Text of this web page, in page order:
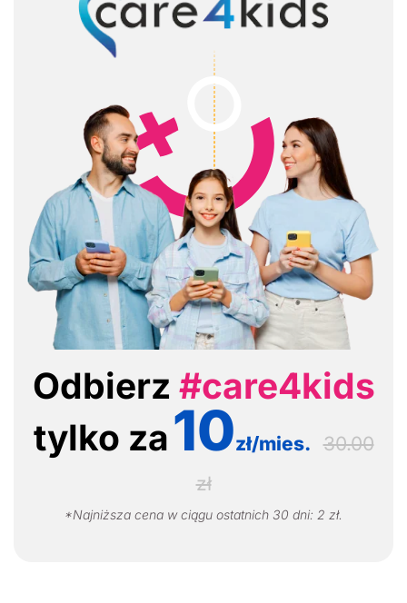
Odbierz #care4kids
tylko za10zł/mies. 30.00
zł
*Najniższa cena w ciągu ostatnich 30 dni: 2 zł.